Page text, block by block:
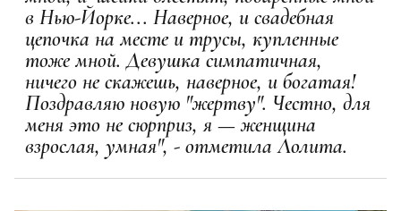
в Нью-Йорке... Наверное, и свадебная
цепочка на месте и трусы, купленные
тоже мной. Девушка симпатичная,
ничего не скажешь, наверное, и богатая!
Поздравляю новую "жертву". Честно, для
меня это не сюрприз, я — женщина
взрослая, умная", - отметила Лолита.